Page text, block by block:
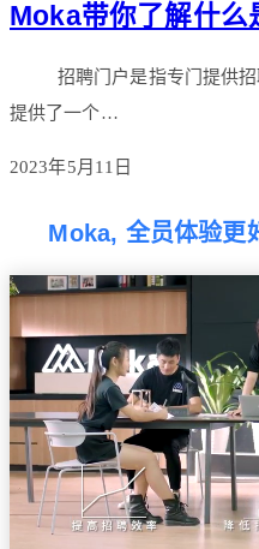
Moka带你了解什么
招聘门户是指专门提供
提供了一个…
2023年5月11日
Moka, 全员体验更